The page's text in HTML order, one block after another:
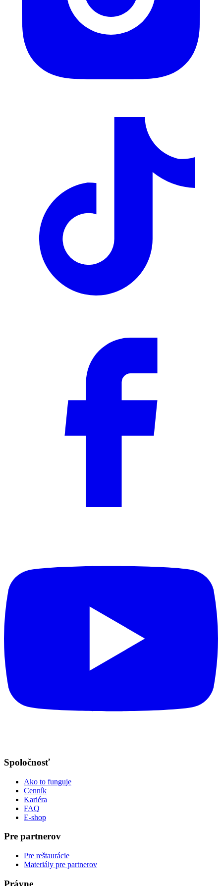
Spoločnosť
Ako to funguje
Cenník
Kariéra
FAQ
E-shop
Pre partnerov
Pre reštaurácie
Materiály pre partnerov
Právne